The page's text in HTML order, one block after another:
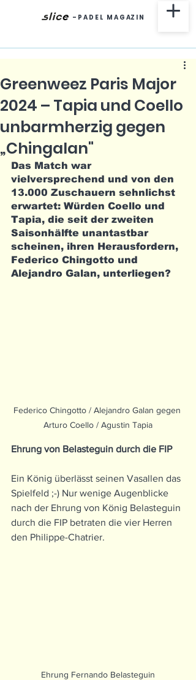
- P A D E L M A G AZ I N
Greenweez Paris Major
2024 – Tapia und Coello
unbarmherzig gegen
„Chingalan"
Das Match war
vielversprechend und von den
13.000 Zuschauern sehnlichst
erwartet: Würden Coello und
Tapia, die seit der zweiten
Saisonhälfte unantastbar
scheinen, ihren Herausfordern,
Federico Chingotto und
Alejandro Galan, unterliegen?
Federico Chingotto / Alejandro Galan gegen
Arturo Coello / Agustin Tapia
Ehrung von Belasteguin durch die FIP
Ein König überlässt seinen Vasallen das
Spielfeld ;-) Nur wenige Augenblicke
nach der Ehrung von König Belasteguin
durch die FIP betraten die vier Herren
den Philippe-Chatrier.
Ehrung Fernando Belasteguin